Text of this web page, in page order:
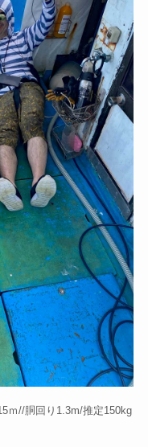
ｍ//胴回り1.3m/推定150kg